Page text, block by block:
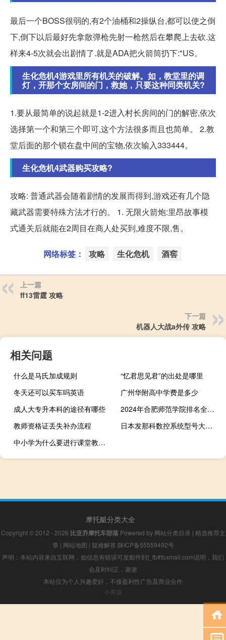
最后一个BOSS很弱的,有2个油桶和2操纵台,都可以使之倒
下,倒下以后最好先拿散弹枪先射一枪然后在攀爬上去砍.这
样来4-5次就会出剧情了.就是ADA把火箭筒扔下:"US。
生化危机4游戏里所有机关的破解。如，教堂里的调
灯，开那个女房间的门，救她，只要这种同类机关?
1.要从最简单的说起就是1-2进入村长房间的门的解密,依次
选择第一个和第三个即可,这个方法很多而且也简单。 2.教
堂后面的那个锁在盘中间的宝物,依次输入333444。
生化危机4武器购买攻略?
攻略: 普通武器会随着剧情的发展而得到,游戏还有几个隐
藏武器需要特殊方法才行的。 1. 无限火箭炮:里昂故事模
式通关后就能在2周目在商人处买到,难度不限,售。
网络标签： 攻略 生化危机 酒窖
上一篇
ff13雷霆 攻略
下一篇
机器人大战a外传 攻略
相关问题
什么是马氏加成规则
“忆君思见君”的出处是哪里
冬天还可以买车吗英语
广州华附高中学费是多少
成人大专升本科的途径有哪些
2024年合肥师范学院排名全国多少
教师资格证丢失补办流程
日本发那科数控系统型号大全（日本发那科数控系统的型号有那些）
中小学为什么要进行课堂教学改革
摩托艇分类大全
Copyright © 2012 - 2026 比亚乔摩托车部落Powered by 网站分类目录 | 精选推荐文
章 | 网站地图 | 疑难解答 陕ICP备55559492号
声明：本站内容来自互联网，如信息有错误可发邮件到f_fb#foxmail.com说明，我们
会及时纠正，谢谢
本站仅为个人兴趣爱好，不接盈利性广告及商业合作
小男孩